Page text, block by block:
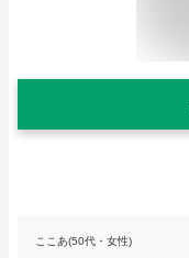
ここあ(50代・女性)